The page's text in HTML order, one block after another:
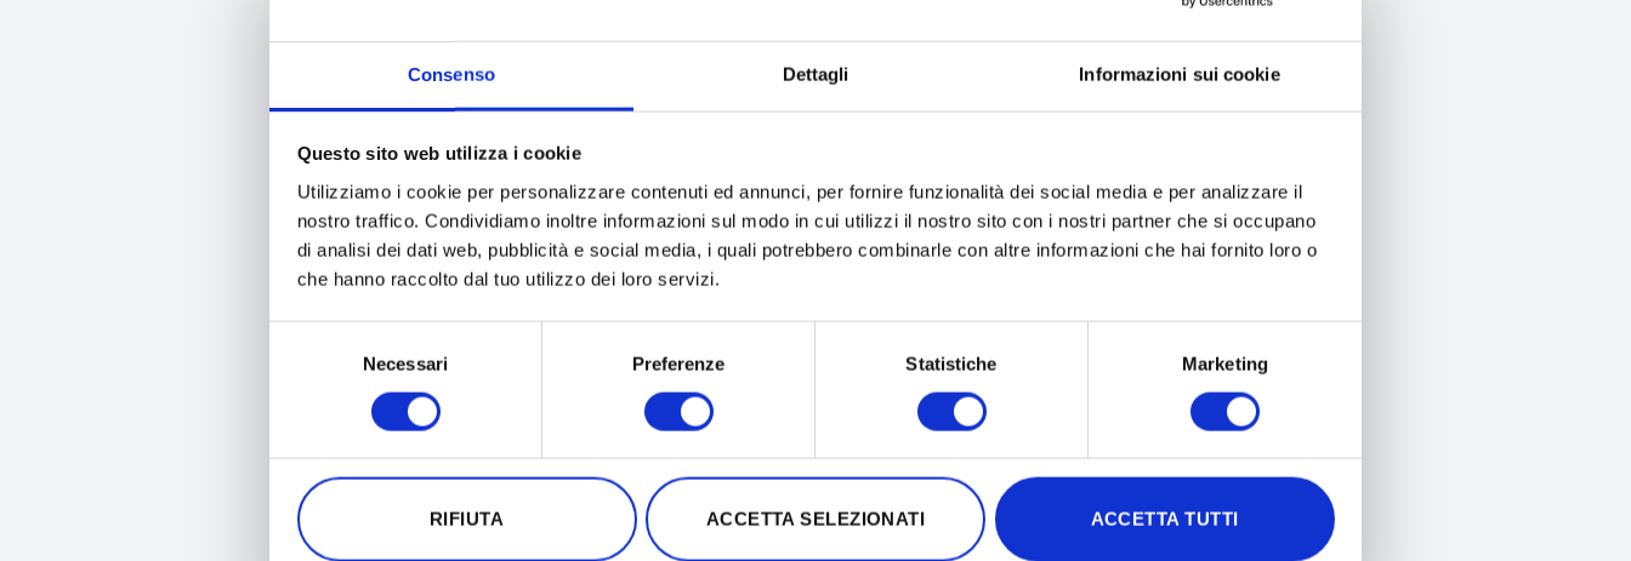
Consenso Dettagli Informazioni sui cookie
Questo sito web utilizza i cookie
Utilizziamo i cookie per personalizzare contenuti ed annunci, per fornire funzionalità dei social media e per analizzare il
nostro traffico. Condividiamo inoltre informazioni sul modo in cui utilizzi il nostro sito con i nostri partner che si occupano
di analisi dei dati web, pubblicità e social media, i quali potrebbero combinarle con altre informazioni che hai fornito loro o
che hanno raccolto dal tuo utilizzo dei loro servizi.
Necessari Preferenze Statistiche Marketing
RIFIUTA ACCETTA SELEZIONATI ACCETTA TUTTI